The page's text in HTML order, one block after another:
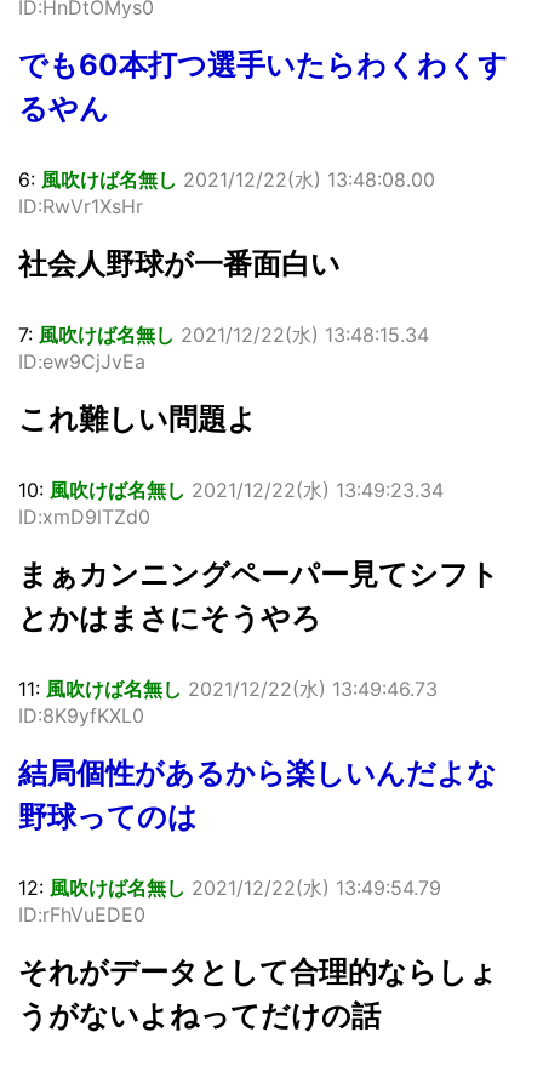
ID:HnDtOMys0
でも60本打つ選手いたらわくわくす
るやん
6: 風吹けば名無し 2021/12/22(水) 13:48:08.00
ID:RwVr1XsHr
社会人野球が一番面白い
7: 風吹けば名無し 2021/12/22(水) 13:48:15.34
ID:ew9CjJvEa
これ難しい問題よ
10: 風吹けば名無し 2021/12/22(水) 13:49:23.34
ID:xmD9lTZd0
まぁカンニングペーパー見てシフト
とかはまさにそうやろ
11: 風吹けば名無し 2021/12/22(水) 13:49:46.73
ID:8K9yfKXL0
結局個性があるから楽しいんだよな
野球ってのは
12: 風吹けば名無し 2021/12/22(水) 13:49:54.79
ID:rFhVuEDE0
それがデータとして合理的ならしょ
うがないよねってだけの話